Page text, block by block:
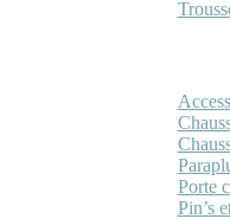
Porte
Pin’s